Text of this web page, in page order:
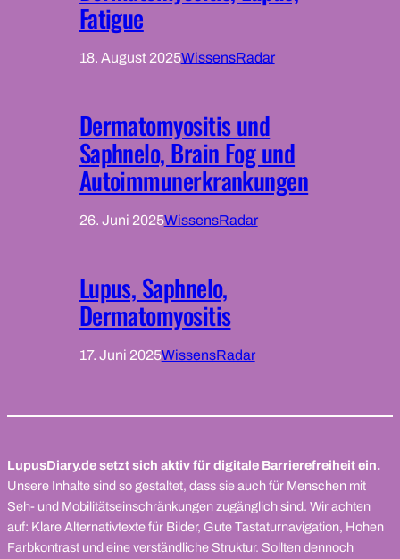
Fatigue
18. August 2025WissensRadar
Dermatomyositis und
Saphnelo, Brain Fog und
Autoimmunerkrankungen
26. Juni 2025WissensRadar
Lupus, Saphnelo,
Dermatomyositis
17. Juni 2025WissensRadar
LupusDiary.de setzt sich aktiv für digitale Barrierefreiheit ein.
Unsere Inhalte sind so gestaltet, dass sie auch für Menschen mit
Seh- und Mobilitätseinschränkungen zugänglich sind. Wir achten
auf: Klare Alternativtexte für Bilder, Gute Tastaturnavigation, Hohen
Farbkontrast und eine verständliche Struktur. Sollten dennoch